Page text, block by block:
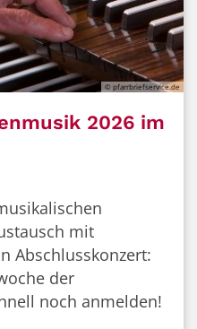
© pfarrbriefservice.de
2026 im
mit
Abschlusskonzert:
der
noch anmelden!